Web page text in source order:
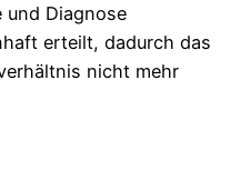
und Diagnose
erteilt, dadurch das
nicht mehr